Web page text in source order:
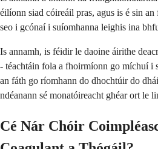
éilíonn siad cóireáil pras, agus is é sin
seo i gcónaí i suíomhanna leighis ina
Is annamh, is féidir le daoine áirithe
- téachtáin fola a fhoirmíonn go míchuí i
an fáth go ríomhann do dhochtúir do
ndéanann sé monatóireacht ghéar ort le
Cé Nár Chóir